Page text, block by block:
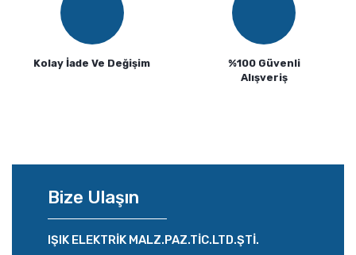
Kolay İade Ve Değişim
%100 Güvenli
Alışveriş
Bize Ulaşın
IŞIK ELEKTRİK MALZ.PAZ.TİC.LTD.ŞTİ.